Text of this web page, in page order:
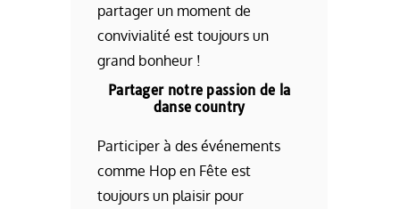
partager un moment de
convivialité est toujours un
grand bonheur !
Partager notre passion de la
danse country
Participer à des événements
comme Hop en Fête est
toujours un plaisir pour